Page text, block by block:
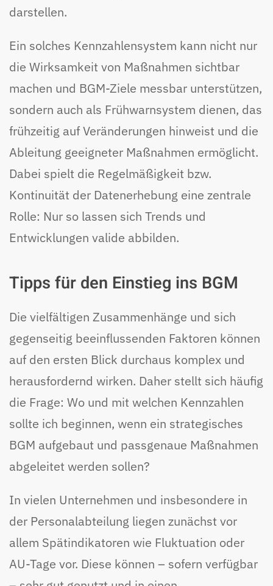
darstellen.
Ein solches Kennzahlensystem kann nicht nur
die Wirksamkeit von Maßnahmen sichtbar
machen und BGM-Ziele messbar unterstützen,
sondern auch als Frühwarnsystem dienen, das
frühzeitig auf Veränderungen hinweist und die
Ableitung geeigneter Maßnahmen ermöglicht.
Dabei spielt die Regelmäßigkeit bzw.
Kontinuität der Datenerhebung eine zentrale
Rolle: Nur so lassen sich Trends und
Entwicklungen valide abbilden.
Tipps für den Einstieg ins BGM
Die vielfältigen Zusammenhänge und sich
gegenseitig beeinflussenden Faktoren können
auf den ersten Blick durchaus komplex und
herausfordernd wirken. Daher stellt sich häufig
die Frage: Wo und mit welchen Kennzahlen
sollte ich beginnen, wenn ein strategisches
BGM aufgebaut und passgenaue Maßnahmen
abgeleitet werden sollen?
In vielen Unternehmen und insbesondere in
der Personalabteilung liegen zunächst vor
allem Spätindikatoren wie Fluktuation oder
AU-Tage vor. Diese können – sofern verfügbar